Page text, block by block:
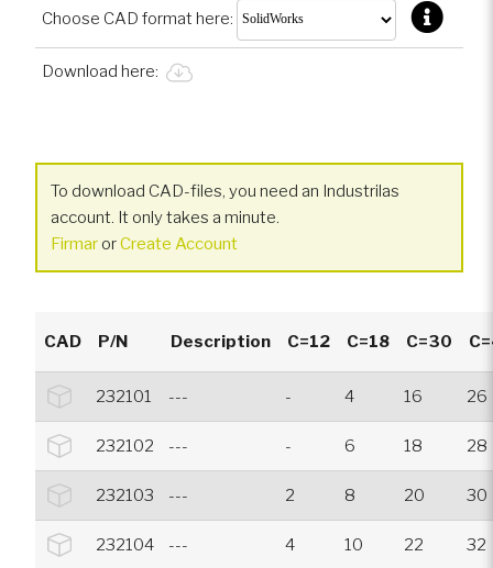
Choose CAD format here:
Download here:
To download CAD-files, you need an Industrilas
account. It only takes a minute.
Firmar orCreate Account
CAD P/N Description C=12 C=18 C=30
232101 --- - 4 16 26
232102 --- - 6 18 28
232103 --- 2 8 20 30
232104 --- 4 10 22 32